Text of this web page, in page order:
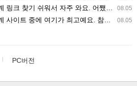
08.05
와요. 어쨌든 축구무료중계도 합법적인 곳에서 봐야 마음 편해요.…
08.05
고예요. 참고로 축구무료중계도 합법적인 곳에서 봐야 마음 편해요.…
PC버전